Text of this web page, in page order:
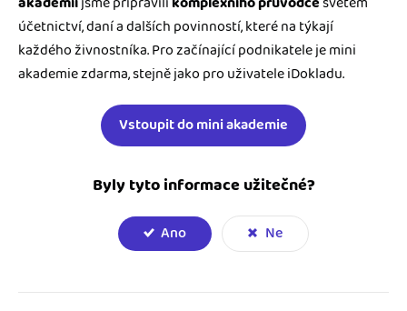
účetnictví, daní a dalších povinností, které na týkají
každého živnostníka. Pro začínající podnikatele je mini
akademie zdarma, stejně jako pro uživatele iDokladu.
Vstoupit do mini akademie
Byly tyto informace užitečné?
Ano Ne